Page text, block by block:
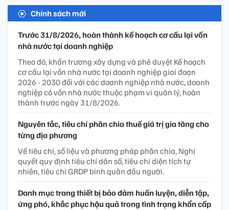
Chính sách mới
Trước 31/8/2026, hoàn thành kế hoạch cơ cấu lại vốn
nhà nước tại doanh nghiệp
Theo đó, khẩn trương xây dựng và phê duyệt Kế hoạch
cơ cấu lại vốn nhà nước tại doanh nghiệp giai đoạn
2026 - 2030 đối với các doanh nghiệp nhà nước, doanh
nghiệp có vốn nhà nước thuộc phạm vi quản lý, hoàn
thành trước ngày 31/8/2026.
Nguyên tắc, tiêu chí phân chia thuế giá trị gia tăng cho
từng địa phương
Về tiêu chí, số liệu và phương pháp phân chia, Nghị
quyết quy định tiêu chí dân số, tiêu chí diện tích tự
nhiên, tiêu chí GRDP bình quân đầu người.
Danh mục trang thiết bị bảo đảm huấn luyện, diễn tập,
ứng phó, khắc phục hậu quả trong tình trạng khẩn cấp